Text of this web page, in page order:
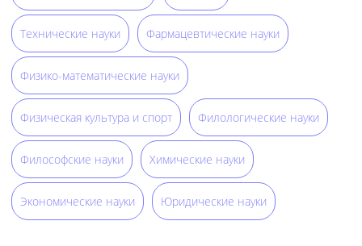
Технические науки Фармацевтические науки
Физико-математические науки
Физическая культура и спорт Филологические науки
Философские науки Химические науки
Экономические науки Юридические науки